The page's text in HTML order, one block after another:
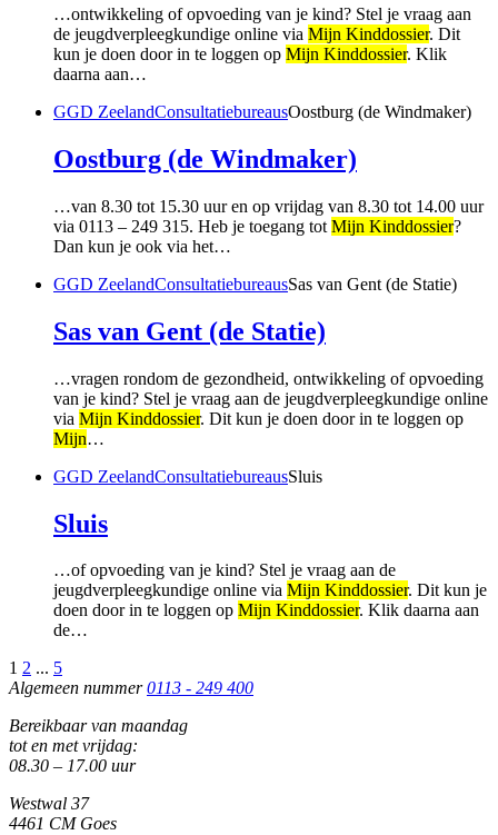
…ontwikkeling of opvoeding van je kind? Stel je vraag aan
de jeugdverpleegkundige online via Mijn Kinddossier. Dit
kun je doen door in te loggen op Mijn Kinddossier. Klik
daarna aan…
GGD ZeelandConsultatiebureausOostburg (de Windmaker)
Oostburg (de Windmaker)
…van 8.30 tot 15.30 uur en op vrijdag van 8.30 tot 14.00 uur
via 0113 – 249 315. Heb je toegang tot Mijn Kinddossier?
Dan kun je ook via het…
GGD ZeelandConsultatiebureausSas van Gent (de Statie)
Sas van Gent (de Statie)
…vragen rondom de gezondheid, ontwikkeling of opvoeding
van je kind? Stel je vraag aan de jeugdverpleegkundige online
via Mijn Kinddossier. Dit kun je doen door in te loggen op
Mijn…
GGD ZeelandConsultatiebureausSluis
Sluis
…of opvoeding van je kind? Stel je vraag aan de
jeugdverpleegkundige online via Mijn Kinddossier. Dit kun je
doen door in te loggen op Mijn Kinddossier. Klik daarna aan
de…
1 2 ... 5
Algemeen nummer 0113 - 249 400
Bereikbaar van maandag
tot en met vrijdag:
08.30 – 17.00 uur
Westwal 37
4461 CM Goes